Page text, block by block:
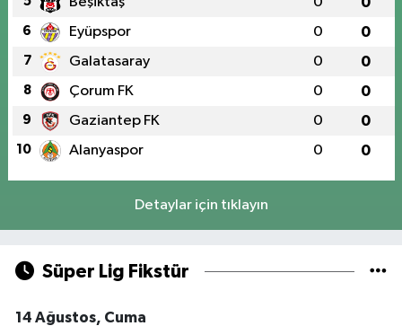
6 Eyüpspor 0 0
7 Galatasaray 0 0
8 Çorum FK 0 0
9 Gaziantep FK 0 0
10 Alanyaspor 0 0
Detaylar için tıklayın
Süper Lig Fikstür
14 Ağustos, Cuma